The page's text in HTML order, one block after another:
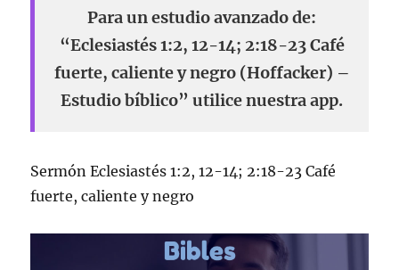
Para un estudio avanzado de:
“Eclesiastés 1:2, 12-14; 2:18-23 Café
fuerte, caliente y negro (Hoffacker) –
Estudio bíblico” utilice nuestra app.
Sermón Eclesiastés 1:2, 12-14; 2:18-23 Café
fuerte, caliente y negro